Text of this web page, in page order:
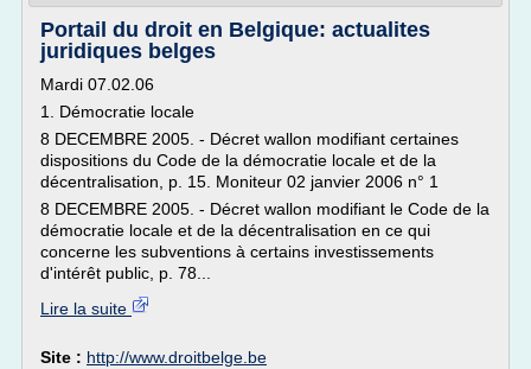
Portail du droit en Belgique: actualites
juridiques belges
Mardi 07.02.06
1. Démocratie locale
8 DECEMBRE 2005. - Décret wallon modifiant certaines
dispositions du Code de la démocratie locale et de la
décentralisation, p. 15. Moniteur 02 janvier 2006 n° 1
8 DECEMBRE 2005. - Décret wallon modifiant le Code de la
démocratie locale et de la décentralisation en ce qui
concerne les subventions à certains investissements
d'intérêt public, p. 78...
Lire la suite
Site : http://www.droitbelge.be